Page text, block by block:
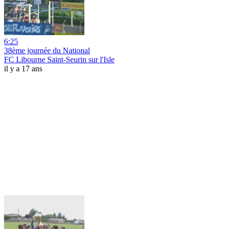
6:25
38ème journée du National
FC Libourne Saint-Seurin sur l'Isle
il y a 17 ans